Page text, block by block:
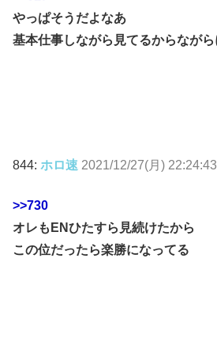
やっぱそうだよなあ
基本仕事しながら見てるからなが
844: ホロ速 2021/12/27(月)
>>730
オレもENひたすら見続けたから
この位だったら楽勝になってる